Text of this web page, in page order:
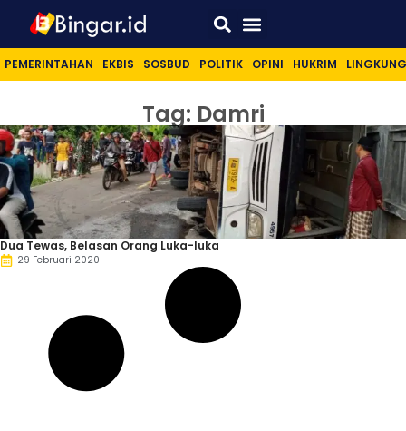
PEMERINTAHAN EKBIS SOSBUD POLITIK OPINI HUKRIM
Tag: Damri
Dua Tewas, Belasan Orang Luka-luka
29 Februari 2020